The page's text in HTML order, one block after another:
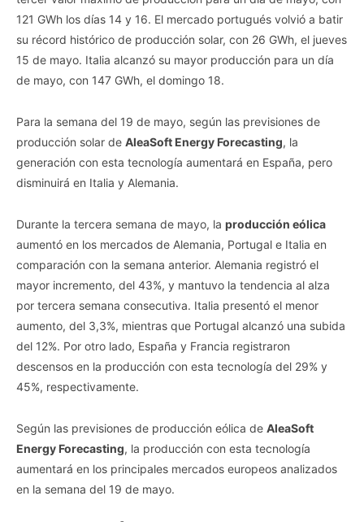
121 GWh los días 14 y 16. El mercado portugués volvió a batir
su récord histórico de producción solar, con 26 GWh, el jueves
15 de mayo. Italia alcanzó su mayor producción para un día
de mayo, con 147 GWh, el domingo 18.
Para la semana del 19 de mayo, según las previsiones de
producción solar de AleaSoft Energy Forecasting, la
generación con esta tecnología aumentará en España, pero
disminuirá en Italia y Alemania.
Durante la tercera semana de mayo, la producción eólica
aumentó en los mercados de Alemania, Portugal e Italia en
comparación con la semana anterior. Alemania registró el
mayor incremento, del 43%, y mantuvo la tendencia al alza
por tercera semana consecutiva. Italia presentó el menor
aumento, del 3,3%, mientras que Portugal alcanzó una subida
del 12%. Por otro lado, España y Francia registraron
descensos en la producción con esta tecnología del 29% y
45%, respectivamente.
Según las previsiones de producción eólica de AleaSoft
Energy Forecasting, la producción con esta tecnología
aumentará en los principales mercados europeos analizados
en la semana del 19 de mayo.